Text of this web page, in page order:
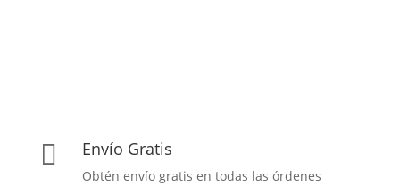
 Envío Gratis
Obtén envío gratis en todas las órdenes